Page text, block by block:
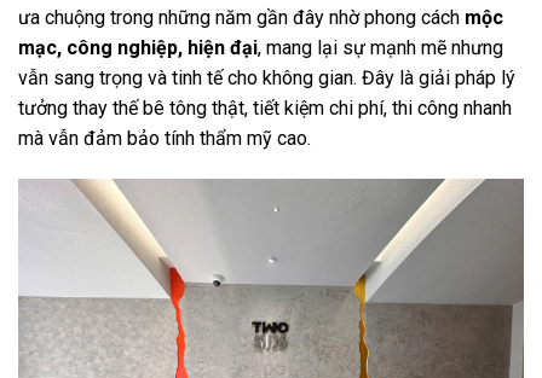
ưa chuộng trong những năm gần đây nhờ phong cách mộc
mạc, công nghiệp, hiện đại, mang lại sự mạnh mẽ nhưng
vẫn sang trọng và tinh tế cho không gian. Đây là giải pháp lý
tưởng thay thế bê tông thật, tiết kiệm chi phí, thi công nhanh
mà vẫn đảm bảo tính thẩm mỹ cao.